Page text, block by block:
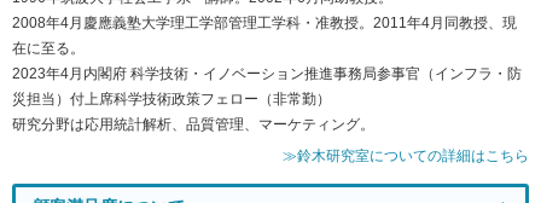
2008年4月慶應義塾大学理工学部管理工学科・准教授。2011年4月同教授、現
在に至る。
2023年4月内閣府 科学技術・イノベーション推進事務局参事官（インフラ・防
災担当）付上席科学技術政策フェロー（非常勤）
研究分野は応用統計解析、品質管理、マーケティング。
≫鈴木研究室についての詳細はこちら